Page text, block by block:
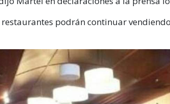
restaurantes podrán continuar